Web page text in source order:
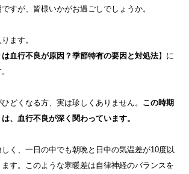
すが、皆様いかがお過ごしでしょうか。
ます。
血行不良が原因？季節特有の要因と対処法】に
どくなる方、実は珍しくありません。 この時期
、血行不良が深く関わっています。
く、一日の中でも朝晩と日中の気温差が10度以
す。このような寒暖差は自律神経のバランスを